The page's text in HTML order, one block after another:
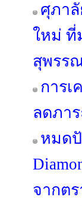
ศุภาลั
ใหม่ ที่
สุพรร
การ
ลดภา
หมด
จากต